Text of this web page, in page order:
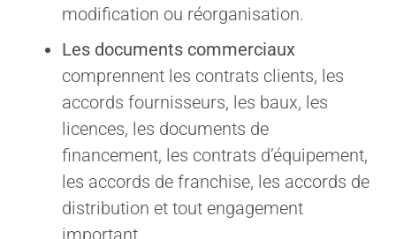
modification ou réorganisation.
Les documents commerciaux
comprennent les contrats clients, les
accords fournisseurs, les baux, les
licences, les documents de
financement, les contrats d’équipement,
les accords de franchise, les accords de
distribution et tout engagement